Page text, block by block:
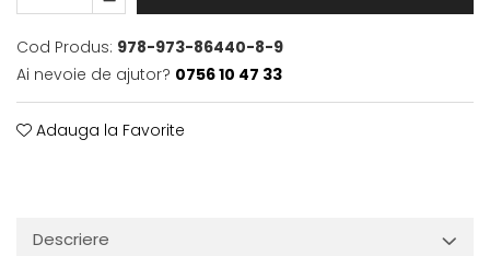
Cod Produs: 978-973-86440-8-9
Ai nevoie de ajutor? 0756 10 47 33
Adauga la Favorite
Descriere